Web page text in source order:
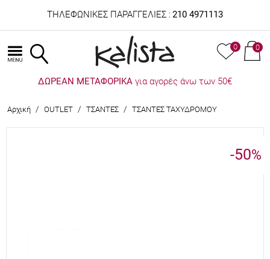
ΤΗΛΕΦΩΝΙΚΕΣ ΠΑΡΑΓΓΕΛΙΕΣ : 210 4971113
0 0
ΔΩΡΕΑΝ ΜΕΤΑΦΟΡΙΚΑ για αγορές άνω των 50€
Αρχική / OUTLET / ΤΣΑΝΤΕΣ / ΤΣΑΝΤΕΣ ΤΑΧΥΔΡΟΜΟΥ
-50%